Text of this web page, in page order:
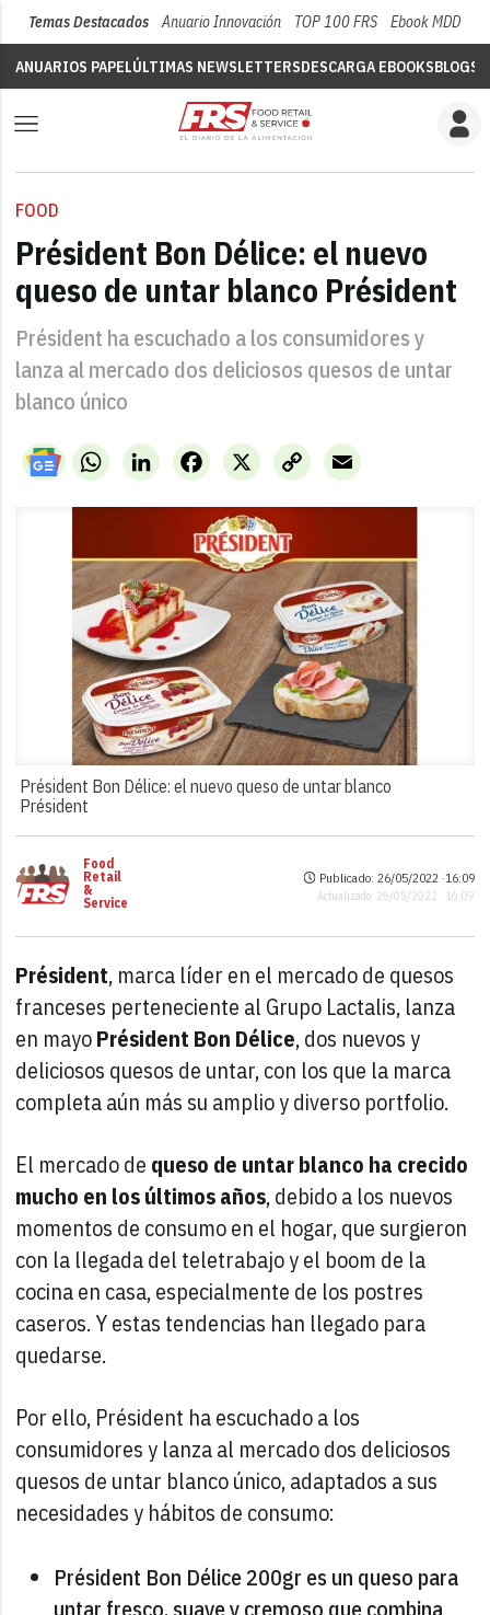
Temas Destacados Anuario Innovación TOP 100 FRS Ebook MDD
ANUARIOS PAPELÚLTIMAS NEWSLETTERSDESCARGA EBOOKSBLOGS
FOOD
Président Bon Délice: el nuevo
queso de untar blanco Président
Président ha escuchado a los consumidores y
lanza al mercado dos deliciosos quesos de untar
blanco único
WhatsAppLinkedIn X
Facebook
Copy
Link
Email
Président Bon Délice: el nuevo queso de untar blanco
Président
Food
Retail
&
Service
Publicado: 26/05/2022 ·16:09
Actualizado: 26/05/2022 · 16:09
Président, marca líder en el mercado de quesos
franceses perteneciente al Grupo Lactalis, lanza
en mayoPrésident Bon Délice, dos nuevos y
deliciosos quesos de untar, con los que la marca
completa aún más su amplio y diverso portfolio.
El mercado de queso de untar blanco ha crecido
mucho en los últimos años, debido a los nuevos
momentos de consumo en el hogar, que surgieron
con la llegada del teletrabajo y el boom de la
cocina en casa, especialmente de los postres
caseros. Y estas tendencias han llegado para
quedarse.
Por ello, Président ha escuchado a los
consumidores y lanza al mercado dos deliciosos
quesos de untar blanco único, adaptados a sus
necesidades y hábitos de consumo:
Président Bon Délice 200gr es un queso para
untar fresco, suave y cremoso que combina